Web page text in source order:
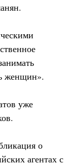
женщин».
уже
о
агентах с